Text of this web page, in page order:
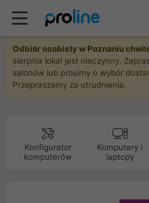
Odbiór osobisty w Poznaniu
sierpnia lokal jest nieczynny.
salonów lub prosimy o wybór
Przepraszamy za utrudnienia.
Konfigurator
komputerów
Komputery i
laptopy